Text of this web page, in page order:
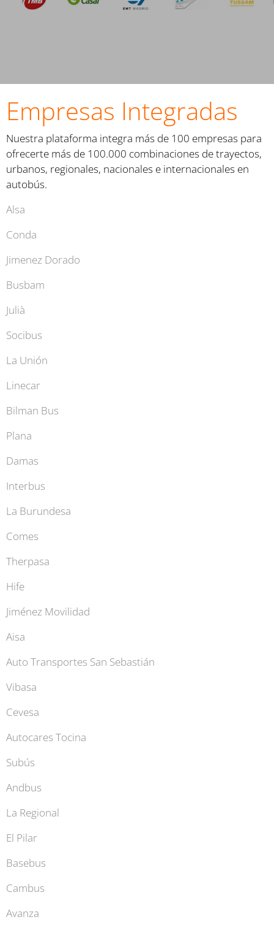
Empresas Integradas
Nuestra plataforma integra más de 100 empresas para
ofrecerte más de 100.000 combinaciones de trayectos,
urbanos, regionales, nacionales e internacionales en
autobús.
Alsa
Conda
Jimenez Dorado
Busbam
Julià
Socibus
La Unión
Linecar
Bilman Bus
Plana
Damas
Interbus
La Burundesa
Comes
Therpasa
Hife
Jiménez Movilidad
Aisa
Auto Transportes San Sebastián
Vibasa
Cevesa
Autocares Tocina
Subús
Andbus
La Regional
El Pilar
Basebus
Cambus
Avanza